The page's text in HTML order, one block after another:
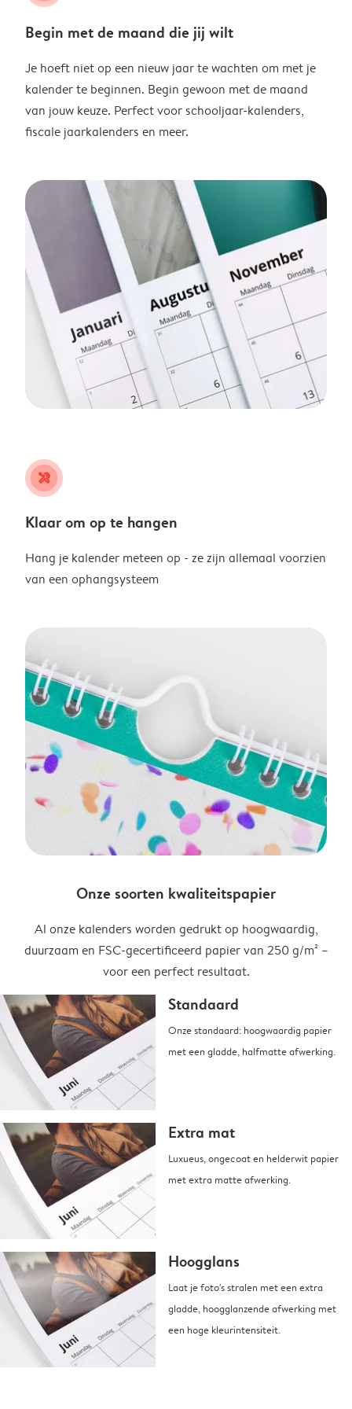
Begin met de maand die jij wilt
Je hoeft niet op een nieuw jaar te wachten om met je
kalender te beginnen. Begin gewoon met de maand
van jouw keuze. Perfect voor schooljaar-kalenders,
fiscale jaarkalenders en meer.
tools
Klaar om op te hangen
Hang je kalender meteen op - ze zijn allemaal voorzien
van een ophangsysteem
Onze soorten kwaliteitspapier
Al onze kalenders worden gedrukt op hoogwaardig,
duurzaam en FSC-gecertificeerd papier van 250 g/m² –
voor een perfect resultaat.
Standaard
Onze standaard: hoogwaardig papier
met een gladde, halfmatte afwerking.
Extra mat
Luxueus, ongecoat en helderwit papier
met extra matte afwerking.
Hoogglans
Laat je foto's stralen met een extra
gladde, hoogglanzende afwerking met
een hoge kleurintensiteit.